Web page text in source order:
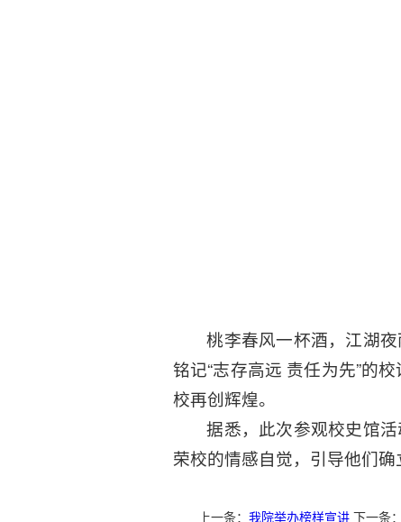
桃李春风一杯酒，江湖
铭记“志存高远 责任为先”的
校再创辉煌。
据悉，此次参观校史馆
荣校的情感自觉，引导他们
上一条： 我院举办榜样宣讲 下一条：